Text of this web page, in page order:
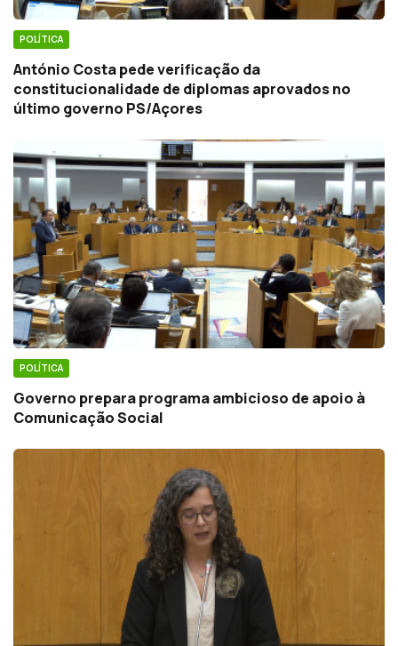
POLÍTICA
António Costa pede verificação da
constitucionalidade de diplomas aprovados no
último governo PS/Açores
POLÍTICA
Governo prepara programa ambicioso de apoio à
Comunicação Social